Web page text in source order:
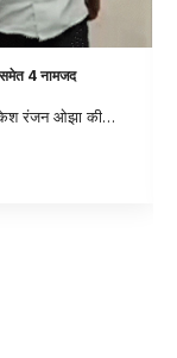
समेत 4 नामजद
रंजन ओझा की…